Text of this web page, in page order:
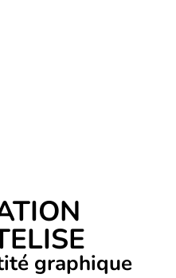
graphique